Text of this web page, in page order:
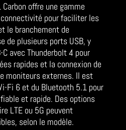
Carbon offre une gamme
pour faciliter les
le branchement de
de plusieurs ports USB, y
avec Thunderbolt 4 pour
rapides et la connexion de
moniteurs externes. Il est
Fi 6 et du Bluetooth 5.1 pour
et rapide. Des options
LTE ou 5G peuvent
selon le modèle.